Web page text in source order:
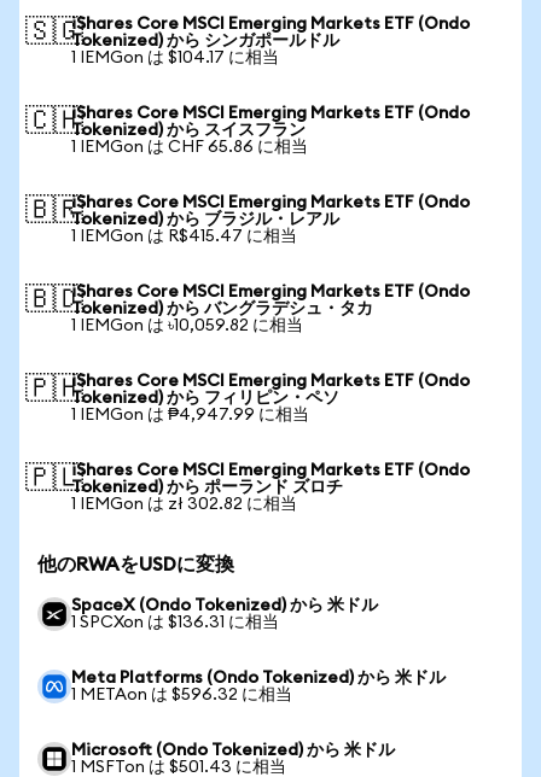
🇸🇬iShares Core MSCI Emerging Markets ETF (Ondo
Tokenized) から シンガポールドル
1 IEMGon は $104.17 に相当
🇨🇭iShares Core MSCI Emerging Markets ETF (Ondo
Tokenized) から スイスフラン
1 IEMGon は CHF 65.86 に相当
🇧🇷iShares Core MSCI Emerging Markets ETF (Ondo
Tokenized) から ブラジル・レアル
1 IEMGon は R$415.47 に相当
🇧🇩iShares Core MSCI Emerging Markets ETF (Ondo
Tokenized) から バングラデシュ・タカ
1 IEMGon は ৳10,059.82 に相当
🇵🇭iShares Core MSCI Emerging Markets ETF (Ondo
Tokenized) から フィリピン・ペソ
1 IEMGon は ₱4,947.99 に相当
🇵🇱iShares Core MSCI Emerging Markets ETF (Ondo
Tokenized) から ポーランド ズロチ
1 IEMGon は zł 302.82 に相当
他のRWAをUSDに変換
SpaceX (Ondo Tokenized) から 米ドル
1 SPCXon は $136.31 に相当
Meta Platforms (Ondo Tokenized) から 米ドル
1 METAon は $596.32 に相当
Microsoft (Ondo Tokenized) から 米ドル
1 MSFTon は $501.43 に相当